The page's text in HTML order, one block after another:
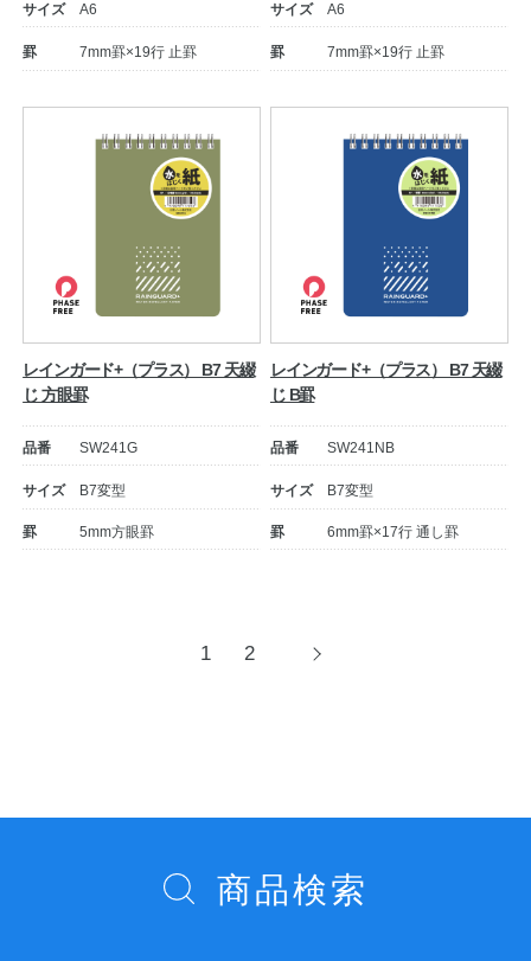
サイズ A6
罫 7mm罫×19行 止罫
サイズ A6
罫 7mm罫×19行 止罫
レインガード+（プラス） B7 天綴
じ 方眼罫
品番 SW241G
サイズ B7変型
罫 5mm方眼罫
レインガード+（プラス） B7 天綴
じ B罫
品番 SW241NB
サイズ B7変型
罫 6mm罫×17行 通し罫
ー
1 2
次
商品検索